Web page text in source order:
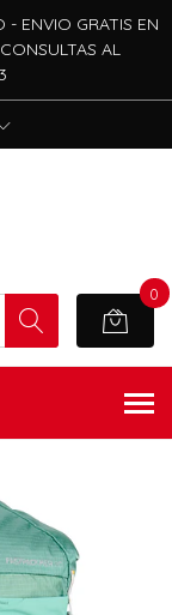
- ENVIO GRATIS EN
AL
0